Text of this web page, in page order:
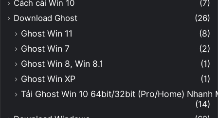
Cách cài Win 10
(7)
Download Ghost
(26)
Ghost Win 11
(8)
Ghost Win 7
(2)
Ghost Win 8, Win 8.1
(1)
Ghost Win XP
(1)
Tải Ghost Win 10 64bit/32bit (Pro/Home)
(14)